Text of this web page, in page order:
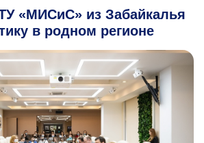
«МИСиС» из Забайкалья
в родном регионе